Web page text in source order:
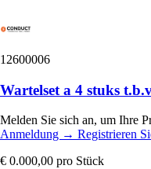
12600006
Wartelset a 4 stuks
Melden Sie sich an, um Ihre
Anmeldung → Registrieren
€ 0.000,00 pro Stück